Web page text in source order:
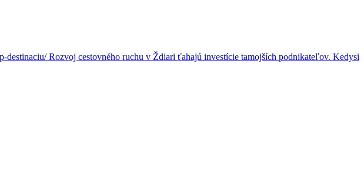
Rozvoj cestovného ruchu v Ždiari ťahajú investície tamojších podnikateľov. Kedysi